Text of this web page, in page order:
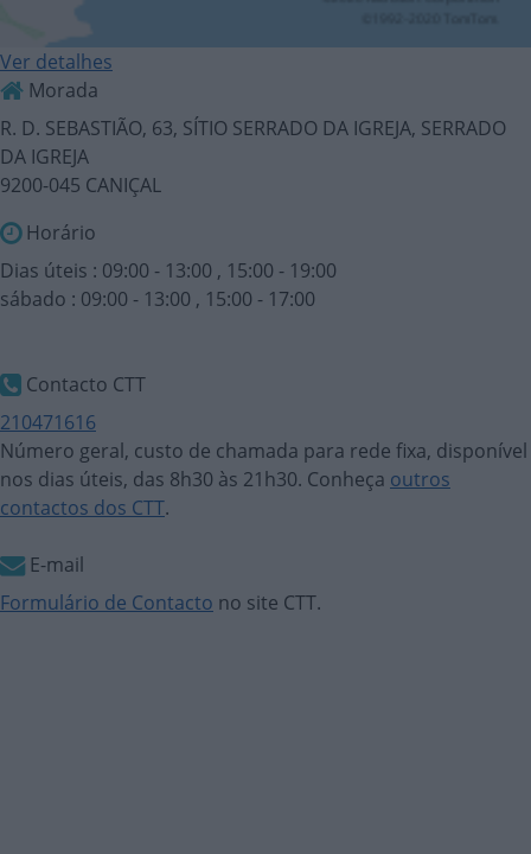
Ver detalhes
Morada
R. D. SEBASTIÃO, 63, SÍTIO SERRADO DA IGREJA, SERRADO
DA IGREJA
9200-045 CANIÇAL
Horário
Dias úteis : 09:00 - 13:00 , 15:00 - 19:00
sábado : 09:00 - 13:00 , 15:00 - 17:00
Contacto CTT
210471616
Número geral, custo de chamada para rede fixa, disponível
nos dias úteis, das 8h30 às 21h30. Conheça outros
contactos dos CTT.
E-mail
Formulário de Contacto no site CTT.